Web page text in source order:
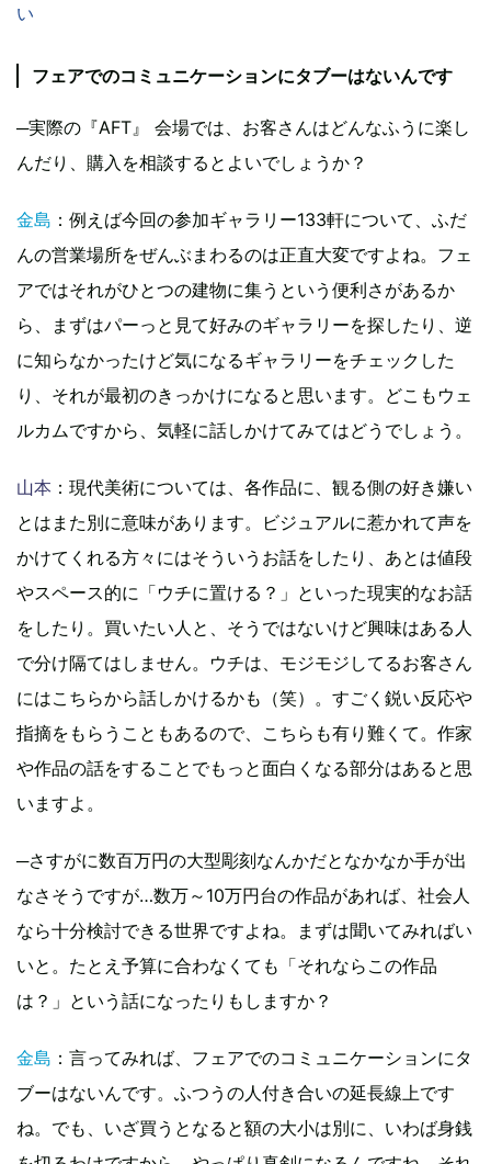
い
フェアでのコミュニケーションにタブーはないんです
─実際の『AFT』 会場では、お客さんはどんなふうに楽し
んだり、購入を相談するとよいでしょうか？
金島 ：例えば今回の参加ギャラリー133軒について、ふだ
んの営業場所をぜんぶまわるのは正直大変ですよね。フェ
アではそれがひとつの建物に集うという便利さがあるか
ら、まずはパーっと見て好みのギャラリーを探したり、逆
に知らなかったけど気になるギャラリーをチェックした
り、それが最初のきっかけになると思います。どこもウェ
ルカムですから、気軽に話しかけてみてはどうでしょう。
山本 ：現代美術については、各作品に、観る側の好き嫌い
とはまた別に意味があります。ビジュアルに惹かれて声を
かけてくれる方々にはそういうお話をしたり、あとは値段
やスペース的に「ウチに置ける？」といった現実的なお話
をしたり。買いたい人と、そうではないけど興味はある人
で分け隔てはしません。ウチは、モジモジしてるお客さん
にはこちらから話しかけるかも（笑）。すごく鋭い反応や
指摘をもらうこともあるので、こちらも有り難くて。作家
や作品の話をすることでもっと面白くなる部分はあると思
いますよ。
─さすがに数百万円の大型彫刻なんかだとなかなか手が出
なさそうですが…数万～10万円台の作品があれば、社会人
なら十分検討できる世界ですよね。まずは聞いてみればい
いと。たとえ予算に合わなくても「それならこの作品
は？」という話になったりもしますか？
金島 ：言ってみれば、フェアでのコミュニケーションにタ
ブーはないんです。ふつうの人付き合いの延長線上です
ね。でも、いざ買うとなると額の大小は別に、いわば身銭